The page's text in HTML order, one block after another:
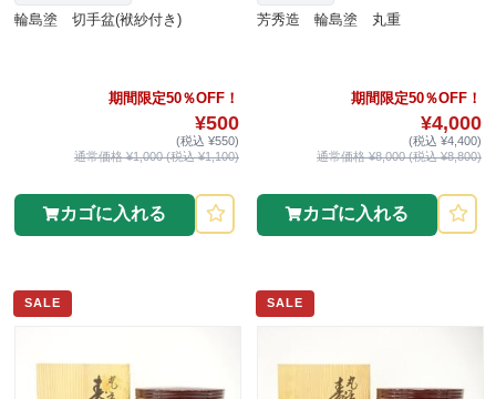
輪島塗 切手盆(袱紗付き)
期間限定50％OFF！
¥500
(税込 ¥550)
通常価格 ¥1,000 (税込 ¥1,100)
カゴに入れる
芳秀造 輪島塗 丸重
期間限定50％OFF！
¥4,000
(税込 ¥4,400)
通常価格 ¥8,000 (税込 ¥8,800)
カゴに入れる
SALE SALE